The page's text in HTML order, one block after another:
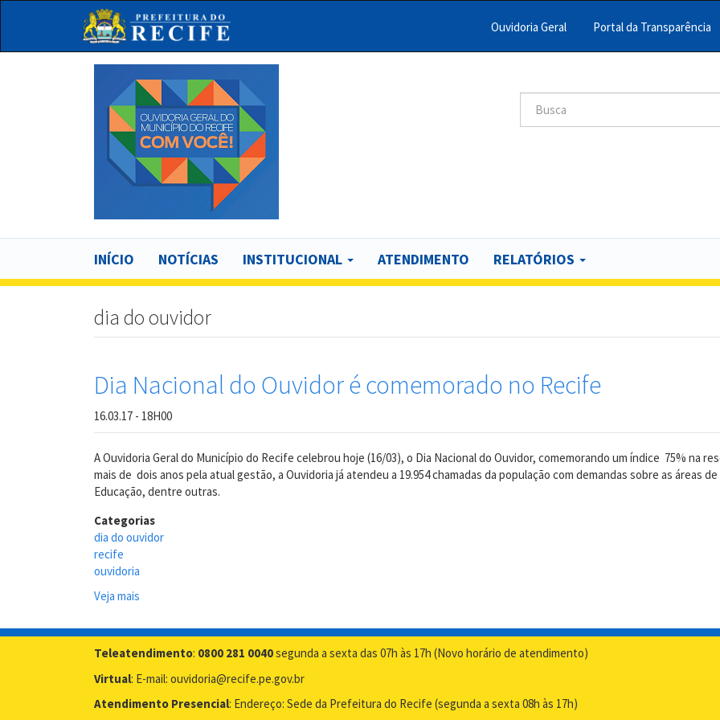
Menu
Topo
Ouvidoria Geral Portal da Transparência
Main
navigation
INÍCIO NOTÍCIAS INSTITUCIONAL ATENDIMENTO RELATÓRIOS
dia do ouvidor
Dia Nacional do Ouvidor é comemorado no Recife
16.03.17 - 18H00
A Ouvidoria Geral do Município do Recife celebrou hoje (16/03), o Dia Nacional do Ouvidor, comemorando um índice 75% na
mais de dois anos pela atual gestão, a Ouvidoria já atendeu a 19.954 chamadas da população com demandas sobre as áreas
Educação, dentre outras.
Categorias
dia do ouvidor
recife
ouvidoria
Veja mais
Nacional
do
é
comemorado
Teleatendimento: 0800 281 0040segunda a sexta das 07h às 17h (Novo horário de atendimento)
Virtual: E-mail: ouvidoria@recife.pe.gov.br
Atendimento Presencial: Endereço: Sede da Prefeitura do Recife (segunda a sexta 08h às 17h)